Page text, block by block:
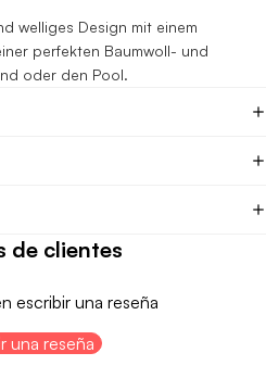
welliges Design mit einem
perfekten Baumwoll- und
oder den Pool.
de clientes
escribir una reseña
una reseña